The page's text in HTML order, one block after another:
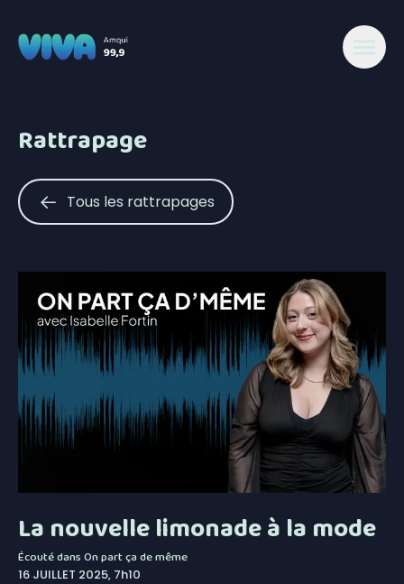
Rattrapage
Tous les rattrapages
La nouvelle limonade à la mode
Écouté dansOn part ça de même
16 JUILLET 2025, 7h10